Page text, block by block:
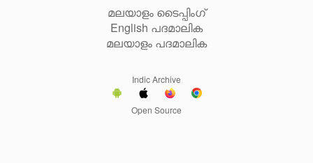
മലയാളം ടൈപ്പിംഗ്
English പദമാലിക
മലയാളം പദമാലിക
Indic Archive
Open Source